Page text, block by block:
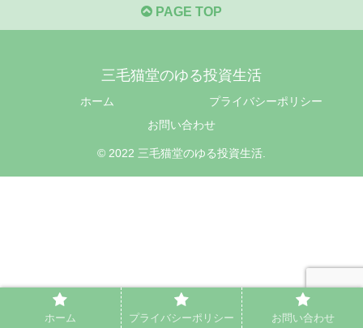
PAGE TOP
三毛猫堂のゆる投資生活
ホーム
プライバシーポリシー
お問い合わせ
© 2022 三毛猫堂のゆる投資生活.
ホーム プライバシーポリシー お問い合わせ